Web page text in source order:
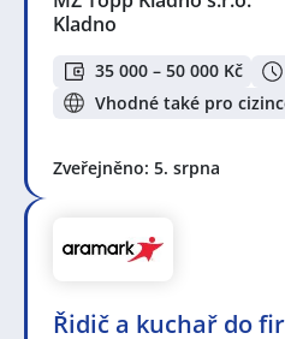
Kladno
35 000 – 50 000 Kč
Vhodné také pro
Zveřejněno: 5. srpna
Řidič a kuchař do